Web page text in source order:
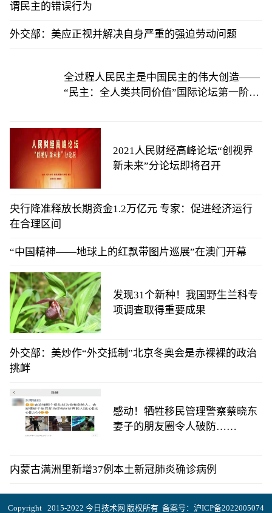
谓民主的错误行为
外交部：美应正视并解决自身严重的强迫劳动问题
全过程人民民主是中国民主的伟大创造——
“民主：全人类共同价值”国际论坛第一阶段
2021人民财经高峰论坛“创视界
新未来”分论坛即将召开
央行降准释放长期资金1.2万亿元 专家：促进经济运行
在合理区间
“中国精神——地球上的红飘带图片巡展”在澳门开幕
发现31个新种！我国野生兰科专
项调查取得重要成果
外交部：美炒作“外交抵制”北京冬奥会是赤裸裸的政治
挑衅
感动！牺牲移民管理警察蔡晓东
妻子的朋友圈令人破防……
内蒙古满洲里新增37例本土新冠肺炎确诊病例
Copyright 2015-2022 今日技术网 版权所有 备案号： 沪ICP备2022005074